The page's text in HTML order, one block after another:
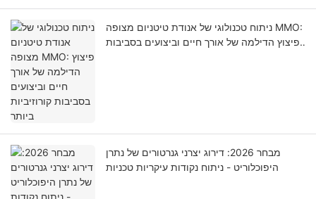
ניתוח טכנולוגי של אנודת טיטניום מצופה MMO:
פיצוץ הדילמה של אורך חיים וביצועים בסביבות
מבחר 2026: דירוג יצרני גנרטורים של נתרן
היפוכלוריט - ניתוח נקודות עיקריות טכניות